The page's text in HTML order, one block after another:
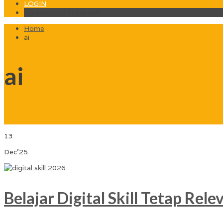
LOGIN
Home
ai
ai
13
Dec'25
Belajar Digital Skill Tetap